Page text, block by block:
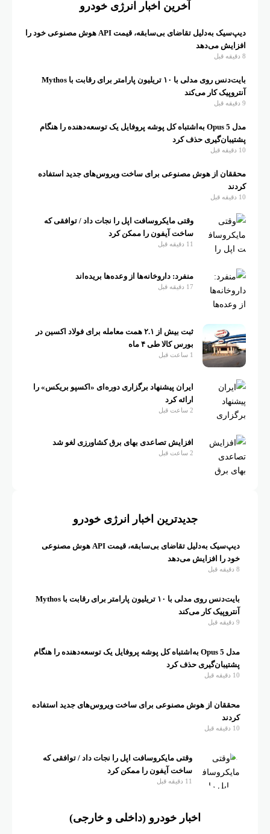
آخرین اخبار انرژی خودرو
دیپ‌سیک به‌دلیل تقاضای بی‌سابقه، قیمت API هوش مصنوعی خود را
می‌دهد
بایت‌دنس روی مدلی با ۱۰ تریلیون پارامتر برای رقابت با Mythos
کار می‌کند
مدل Opus 5 به‌اشتباه کل پوشه پروفایل یک توسعه‌دهنده را هنگام
حذف کرد
از هوش مصنوعی برای ساخت ویروس‌های جدید استفاده
وقتی مایکروسافت اپل را نجات داد / توافقی که
ساخت آیفون را ممکن کرد
منفرد: داروخانه‌ها از وعده‌ها بریده‌اند
ثبت بیش از ۲.۱ همت معامله برای فولاد اکسین در
بورس کالا طی ۴ ماه
1 ساعت قبل
ایران پیشنهاد برگزاری دوره‌ای «اکسپو بریکس» را
ارائه کرد
افزایش تصاعدی بهای برق کشاورزی لغو شد
جدیدترین اخبار انرژی خودرو
دیپ‌سیک به‌دلیل تقاضای بی‌سابقه، قیمت API هوش مصنوعی
خود را افزایش می‌دهد
بایت‌دنس روی مدلی با ۱۰ تریلیون پارامتر برای رقابت با Mythos
آنتروپیک کار می‌کند
مدل Opus 5 به‌اشتباه کل پوشه پروفایل یک توسعه‌دهنده را هنگام
پشتیبان‌گیری حذف کرد
محققان از هوش مصنوعی برای ساخت ویروس‌های جدید استفاده
وقتی مایکروسافت اپل را نجات داد / توافقی که
ساخت آیفون را ممکن کرد
اخبار خودرو (داخلی و خارجی)